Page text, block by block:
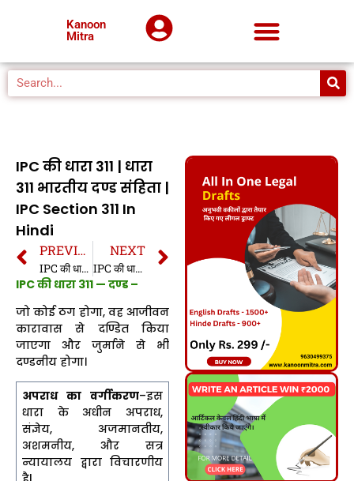
Kanoon
Mitra
IPC की धारा 311 | धारा
311 भारतीय दण्ड संहिता |
IPC Section 311 In
Hindi
PREVIOUS
IPC की धारा 310 | धारा 310 भारतीय दण्ड संहिता | IPC Section 310 In Hindi
NEXT
IPC की धारा 312 | धारा 312 भारतीय दण्ड संहिता | IPC Section 312 In Hindi
IPC की धारा 311 — दण्ड –
जो कोई ठग होगा, वह आजीवन
कारावास से दण्डित किया
जाएगा और जुर्माने से भी
दण्डनीय होगा।
अपराध का वर्गीकरण–इस
धारा के अधीन अपराध,
संज्ञेय, अजमानतीय,
अशमनीय, और सत्र
न्यायालय द्वारा विचारणीय